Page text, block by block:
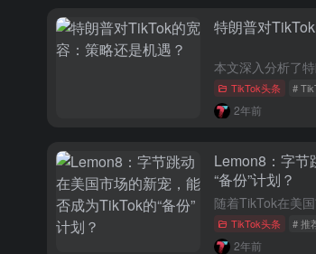
特朗普对
TikTok头条 #
2年前
Lemon8：字节
“备份”计划？
TikTok头条 # 推
2年前